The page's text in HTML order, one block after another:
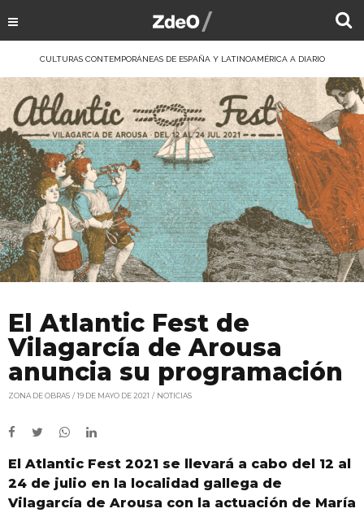
CULTURAS CONTEMPORÁNEAS DE ESPAÑA Y LATINOAMÉRICA A DIARIO
El Atlantic Fest de
Vilagarcía de Arousa
anuncia su programación
ZONA DE OBRAS 19 DE MAYO DE 2021 NOTICIAS
El Atlantic Fest 2021 se llevará a cabo del 12 al
24 de julio en la localidad gallega de
Vilagarcía de Arousa con la actuación de María